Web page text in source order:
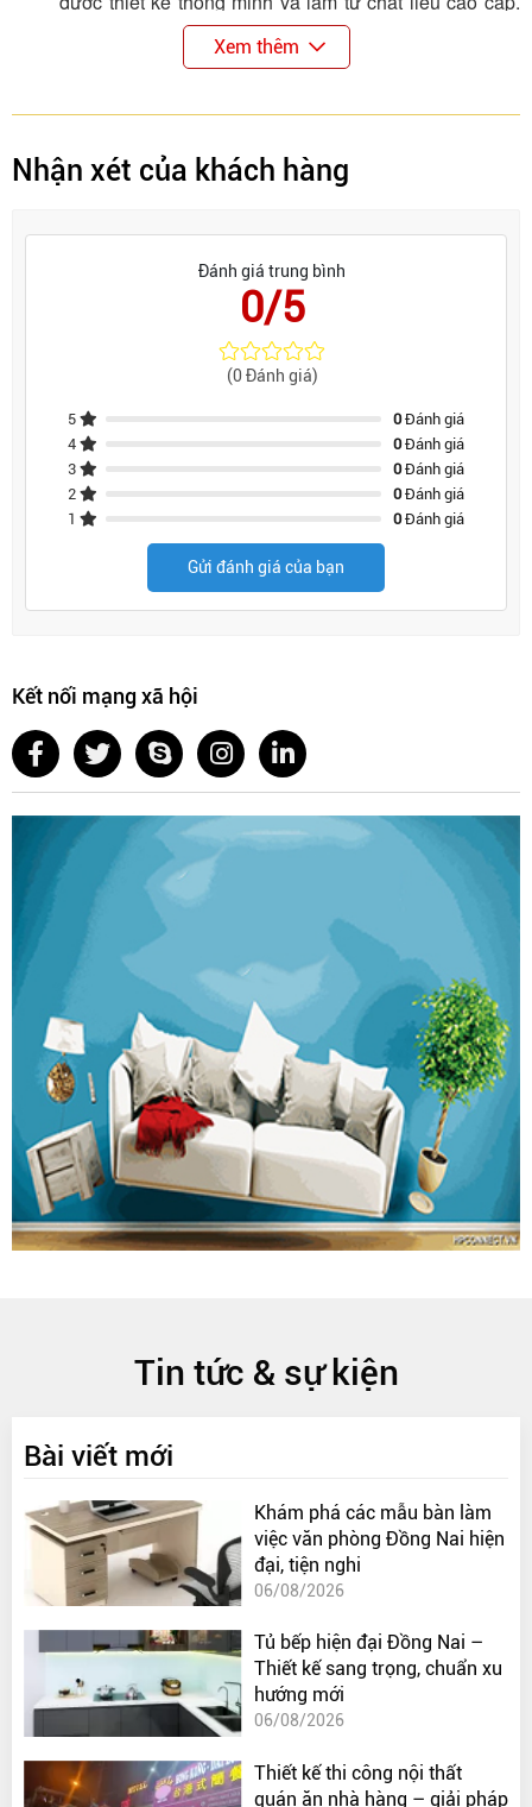
Vì vậy giá mua của chúng tương đối cao.
Nên cân nhắc trước khi chọn phụ kiện phù hợp với
Xem thêm
Nhận xét của khách hàng
Đánh giá trung bình
0/5
(0 Đánh giá)
5 0Đánh giá
4
0Đánh giá
3
0Đánh giá
2
0Đánh giá
1
0Đánh giá
Gửi đánh giá của bạn
Kết nối mạng xã hội
Tin tức & sự kiện
Bài viết mới
Khám phá các mẫu bàn làm
việc văn phòng Đồng Nai hiện
đại, tiện nghi
06/08/2026
Tủ bếp hiện đại Đồng Nai –
Thiết kế sang trọng, chuẩn xu
hướng mới
06/08/2026
Thiết kế thi công nội thất
quán ăn nhà hàng – giải pháp